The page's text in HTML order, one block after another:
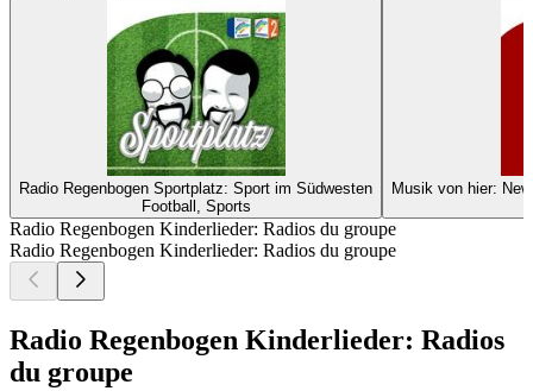
Radio Regenbogen Sportplatz: Sport im Südwesten
Football, Sports
Musik von hier:
Radio Regenbogen Kinderlieder: Radios du groupe
Radio Regenbogen Kinderlieder: Radios du groupe
Radio Regenbogen Kinderlieder: Radios
du groupe